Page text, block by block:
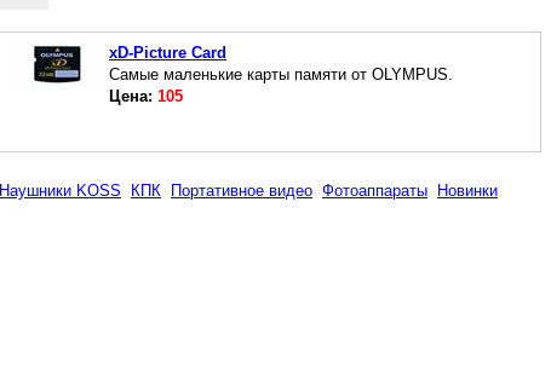
xD-Picture Card
Самые маленькие карты памяти от OLYMPUS.
Цена: 105
Наушники KOSS КПК Портативное видео Фотоаппараты
Новинки